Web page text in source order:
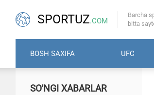
SPORTUZ.COM
Barcha
bitta
BOSH SAXIFA UFC
SO'NGI XABARLAR